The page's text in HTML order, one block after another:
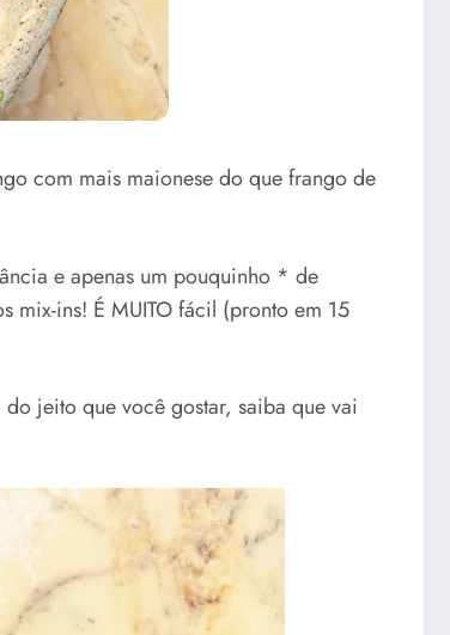
com mais maionese do que frango de
e apenas um pouquinho * de
mix-ins! É MUITO fácil (pronto em 15
jeito que você gostar, saiba que vai